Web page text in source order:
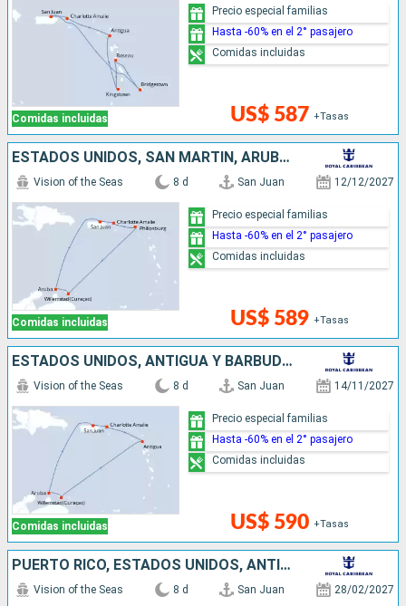
Comidas incluidas US$ 587 +Tasas
Precio especial familias
Hasta -60% en el 2° pasajero
Comidas incluidas
ESTADOS UNIDOS, SAN MARTÍN, ARUBA, PUERTO RICO
Comidas incluidas
Vision of the Seas 8 d San Juan 12/12/2027
US$ 589 +Tasas
Precio especial familias
Hasta -60% en el 2° pasajero
Comidas incluidas
ESTADOS UNIDOS, ANTIGUA Y BARBUDA, ARUBA, PUERTO RICO
Comidas incluidas
Vision of the Seas 8 d San Juan 14/11/2027
US$ 590 +Tasas
Precio especial familias
Hasta -60% en el 2° pasajero
Comidas incluidas
PUERTO RICO, ESTADOS UNIDOS, ANTIGUA Y BARBUDA, SAN VINCENT Y LAS GRANADINAS, GRENADA
Vision of the Seas 8 d San Juan 28/02/2027